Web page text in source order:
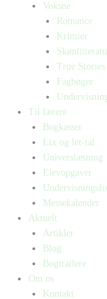
Voksne
Romance
Krimier
True Stories
Fagbøger
Til lærere
Bogkasser
Lix og let-tal
Universlæsning
Elevopgaver
Messekalender
Aktuelt
Artikler
Blog
Bogtrailere
Om os
Kontakt